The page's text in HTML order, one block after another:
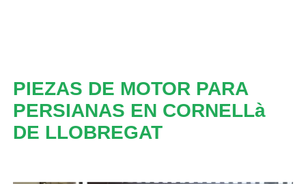
PIEZAS DE MOTOR PARA
PERSIANAS EN CORNELLà
DE LLOBREGAT